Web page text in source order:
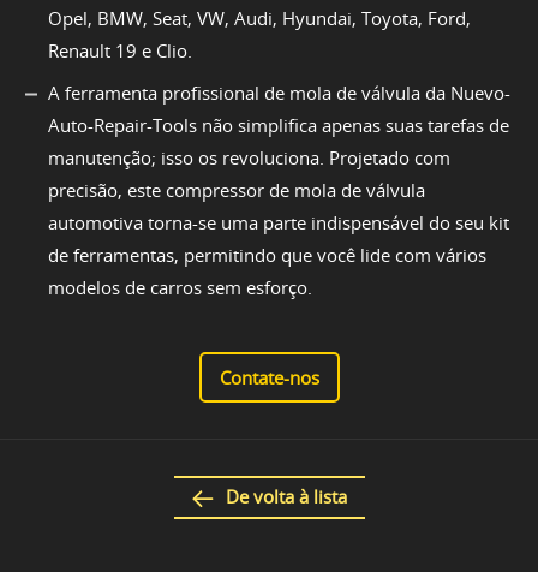
Opel, BMW, Seat, VW, Audi, Hyundai, Toyota, Ford,
Renault 19 e Clio.
A ferramenta profissional de mola de válvula da Nuevo-
Auto-Repair-Tools não simplifica apenas suas tarefas de
manutenção; isso os revoluciona. Projetado com
precisão, este compressor de mola de válvula
automotiva torna-se uma parte indispensável do seu kit
de ferramentas, permitindo que você lide com vários
modelos de carros sem esforço.
Contate-nos
De volta à lista